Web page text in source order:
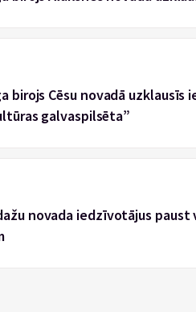
birojs Cēsu novadā
galvaspilsēta”
novada iedzīvotājus